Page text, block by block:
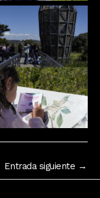
Entrada siguiente →